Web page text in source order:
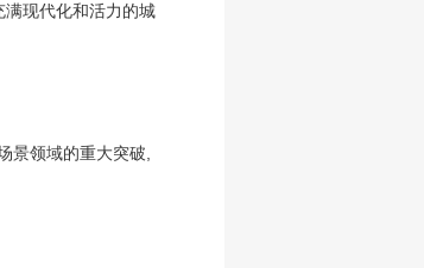
现代化和活力的城
景领域的重大突破,